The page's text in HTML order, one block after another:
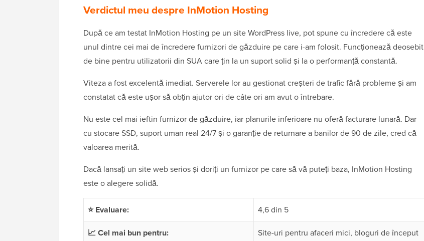
Verdictul meu despre InMotion Hosting
După ce am testat InMotion Hosting pe un site WordPress live, pot spune cu încredere că este
unul dintre cei mai de încredere furnizori de găzduire pe care i-am folosit. Funcționează deosebit
de bine pentru utilizatorii din SUA care țin la un suport solid și la o performanță constantă.
Viteza a fost excelentă imediat. Serverele lor au gestionat creșteri de trafic fără probleme și am
constatat că este ușor să obțin ajutor ori de câte ori am avut o întrebare.
Nu este cel mai ieftin furnizor de găzduire, iar planurile inferioare nu oferă facturare lunară. Dar
cu stocare SSD, suport uman real 24/7 și o garanție de returnare a banilor de 90 de zile, cred că
valoarea merită.
Dacă lansați un site web serios și doriți un furnizor pe care să vă puteți baza, InMotion Hosting
este o alegere solidă.
⭐ Evaluare: 4,6 din 5
📈 Cel mai bun pentru: Site-uri pentru afaceri mici, bloguri de început